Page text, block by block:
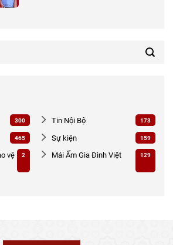
300 Tin Nội Bộ 173
465 Sự kiện 159
vệ
2 Mái Ấm Gia Đình Việt 129